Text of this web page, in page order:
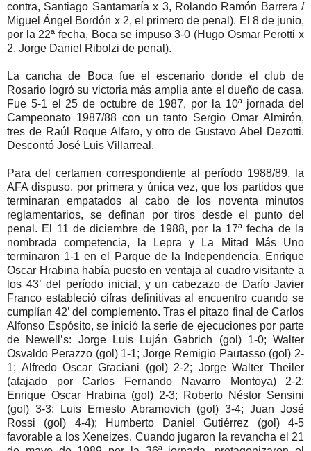
contra, Santiago Santamaría x 3, Rolando Ramón Barrera /
Miguel Ángel Bordón x 2, el primero de penal). El 8 de junio,
por la 22ª fecha, Boca se impuso 3-0 (Hugo Osmar Perotti x
2, Jorge Daniel Ribolzi de penal).
La cancha de Boca fue el escenario donde el club de
Rosario logró su victoria más amplia ante el dueño de casa.
Fue 5-1 el 25 de octubre de 1987, por la 10ª jornada del
Campeonato 1987/88 con un tanto Sergio Omar Almirón,
tres de Raúl Roque Alfaro, y otro de Gustavo Abel Dezotti.
Descontó José Luis Villarreal.
Para del certamen correspondiente al período 1988/89, la
AFA dispuso, por primera y única vez, que los partidos que
terminaran empatados al cabo de los noventa minutos
reglamentarios, se definan por tiros desde el punto del
penal. El 11 de diciembre de 1988, por la 17ª fecha de la
nombrada competencia, la Lepra y La Mitad Más Uno
terminaron 1-1 en el Parque de la Independencia. Enrique
Oscar Hrabina había puesto en ventaja al cuadro visitante a
los 43’ del período inicial, y un cabezazo de Darío Javier
Franco estableció cifras definitivas al encuentro cuando se
cumplían 42’ del complemento. Tras el pitazo final de Carlos
Alfonso Espósito, se inició la serie de ejecuciones por parte
de Newell’s: Jorge Luis Luján Gabrich (gol) 1-0; Walter
Osvaldo Perazzo (gol) 1-1; Jorge Remigio Pautasso (gol) 2-
1; Alfredo Oscar Graciani (gol) 2-2; Jorge Walter Theiler
(atajado por Carlos Fernando Navarro Montoya) 2-2;
Enrique Oscar Hrabina (gol) 2-3; Roberto Néstor Sensini
(gol) 3-3; Luis Ernesto Abramovich (gol) 3-4; Juan José
Rossi (gol) 4-4); Humberto Daniel Gutiérrez (gol) 4-5
favorable a los Xeneizes. Cuando jugaron la revancha el 21